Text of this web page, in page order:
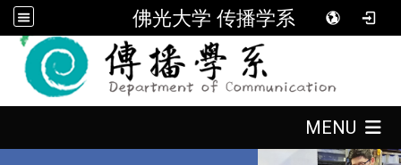
佛光大学 传播学系
MENU